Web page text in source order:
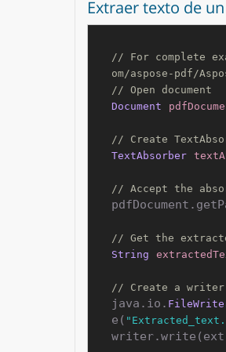
Extraer texto de
// For complete
om/aspose-pdf/
// Open document
Document
// Create
TextAbsorber
// Accept the
// Get the
String
// Create a
java.io.
e(